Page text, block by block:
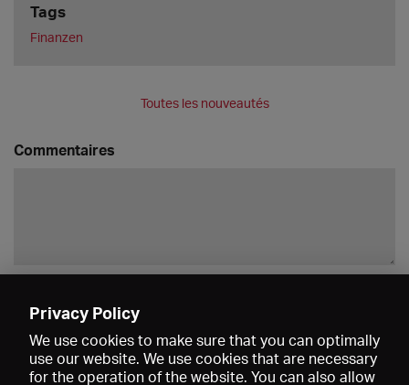
Tags
Finanzen
Toutes les nouveautés
Commentaires
Privacy Policy
We use cookies to make sure that you can optimally
use our website. We use cookies that are necessary
for the operation of the website. You can also allow